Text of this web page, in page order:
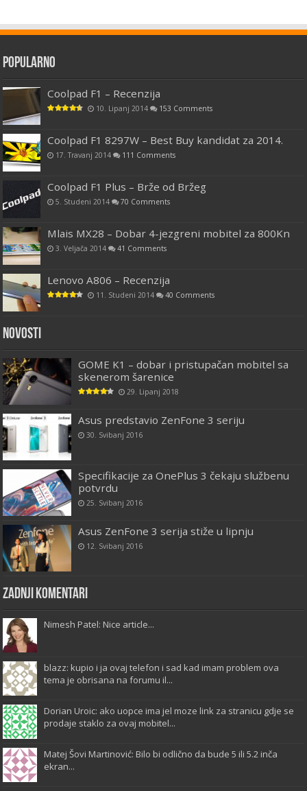
Popularno
Coolpad F1 – Recenzija
10. Lipanj 2014 153 Comments
Coolpad F1 8297W – Best Buy kandidat za 2014.
17. Travanj 2014 111 Comments
Coolpad F1 Plus – Brže od Bržeg
5. Studeni 2014 70 Comments
Mlais MX28 – Dobar 4-jezgreni mobitel za 800Kn
3. Veljača 2014 41 Comments
Lenovo A806 – Recenzija
11. Studeni 2014 40 Comments
Novosti
GOME K1 – dobar i pristupačan mobitel sa
skenerom šarenice
29. Lipanj 2018
Asus predstavio ZenFone 3 seriju
30. Svibanj 2016
Specifikacije za OnePlus 3 čekaju službenu
potvrdu
25. Svibanj 2016
Asus ZenFone 3 serija stiže u lipnju
12. Svibanj 2016
Zadnji komentari
Nimesh Patel: Nice article...
blazz: kupio i ja ovaj telefon i sad kad imam problem ova
tema je obrisana na forumu il...
Dorian Uroic: ako uopce ima jel moze link za stranicu gdje se
prodaje staklo za ovaj mobitel...
Matej Šovi Martinović: Bilo bi odlično da bude 5 ili 5.2 inča
ekran...